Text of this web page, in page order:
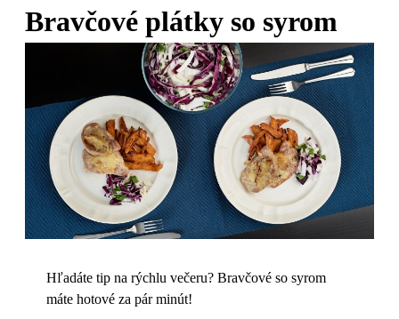
Bravčové plátky so syrom
Hľadáte tip na rýchlu večeru? Bravčové so syrom
máte hotové za pár minút!